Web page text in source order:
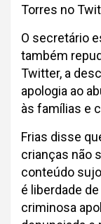
Torres no
O secretário
também
Twitter, a
apologia ao
às famílias e
Frias disse
crianças não
conteúdo
é liberdade
criminosa